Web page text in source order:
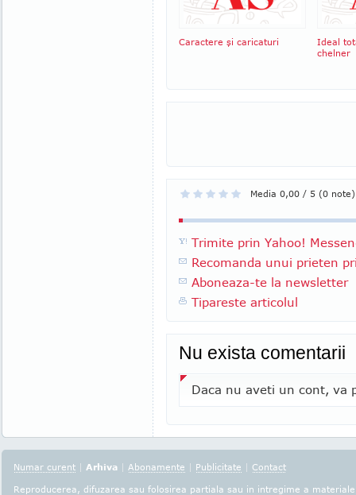
Caractere şi caricaturi
Ideal
chelner
Media 0,00 / 5 (0 note)
Trimite prin Yahoo!
Recomanda unui prieten
Aboneaza-te la newsletter
Tipareste articolul
Nu exista comentarii
Daca nu aveti un cont, va
Numar curent | Arhiva | Abonamente | Publicitate | Contact
Reproducerea, difuzarea sau folosirea partiala sau in intregime a